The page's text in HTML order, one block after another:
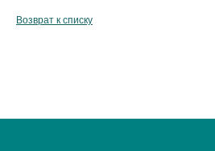
Возврат к списку